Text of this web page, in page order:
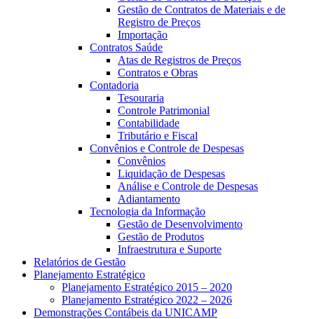
Gestão de Contratos de Materiais e de
Registro de Preços
Importação
Contratos Saúde
Atas de Registros de Preços
Contratos e Obras
Contadoria
Tesouraria
Controle Patrimonial
Contabilidade
Tributário e Fiscal
Convênios e Controle de Despesas
Convênios
Liquidação de Despesas
Análise e Controle de Despesas
Adiantamento
Tecnologia da Informação
Gestão de Desenvolvimento
Gestão de Produtos
Infraestrutura e Suporte
Relatórios de Gestão
Planejamento Estratégico
Planejamento Estratégico 2015 – 2020
Planejamento Estratégico 2022 – 2026
Demonstrações Contábeis da UNICAMP